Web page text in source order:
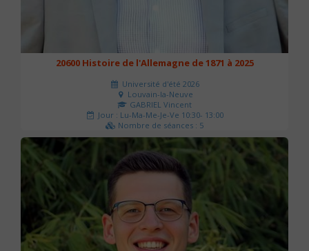
20600 Histoire de l'Allemagne de 1871 à 2025
Université d'été 2026
Louvain-la-Neuve
GABRIEL Vincent
Jour : Lu-Ma-Me-Je-Ve 10:30- 13:00
Nombre de séances : 5
120 €